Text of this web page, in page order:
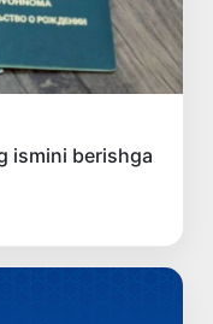
ismini berishga